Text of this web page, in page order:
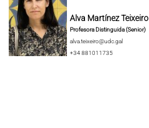
Alva Martínez Teixeiro
Profesora Distinguida (Senior)
alva.teixeiro@udc.gal
+34 881011735